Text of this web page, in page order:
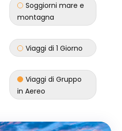
Soggiorni mare e
montagna
Viaggi di 1 Giorno
Viaggi di Gruppo
in Aereo